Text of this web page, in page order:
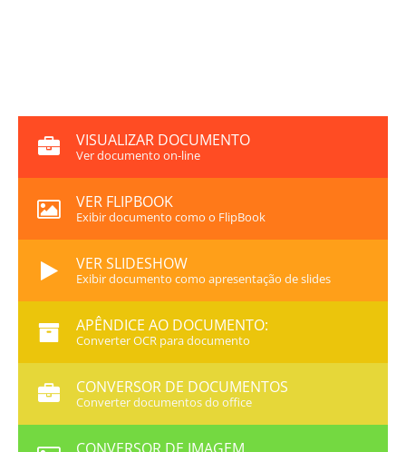
VISUALIZAR DOCUMENTO
Ver documento on-line
VER FLIPBOOK
Exibir documento como o FlipBook
VER SLIDESHOW
Exibir documento como apresentação de slides
APÊNDICE AO DOCUMENTO:
Converter OCR para documento
CONVERSOR DE DOCUMENTOS
Converter documentos do office